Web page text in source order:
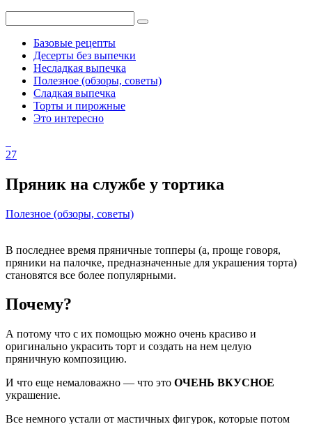
Базовые рецепты
Десерты без выпечки
Несладкая выпечка
Полезное (обзоры, советы)
Сладкая выпечка
Торты и пирожные
Это интересно
27
Пряник на службе у тортика
Полезное (обзоры, советы)
В последнее время пряничные топперы (а, проще говоря,
пряники на палочке, предназначенные для украшения торта)
становятся все более популярными.
Почему?
А потому что с их помощью можно очень красиво и
оригинально украсить торт и создать на нем целую
пряничную композицию.
И что еще немаловажно — что это ОЧЕНЬ ВКУСНОЕ
украшение.
Все немного устали от мастичных фигурок, которые потом